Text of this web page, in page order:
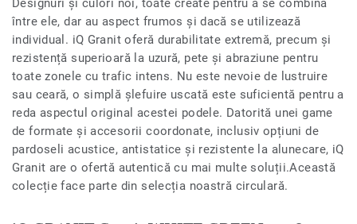
Designuri și culori noi, toate create pentru a se combina
între ele, dar au aspect frumos și dacă se utilizează
individual. iQ Granit oferă durabilitate extremă, precum și
rezistență superioară la uzură, pete și abraziune pentru
toate zonele cu trafic intens. Nu este nevoie de lustruire
sau ceară, o simplă șlefuire uscată este suficientă pentru a
reda aspectul original acestei podele. Datorită unei game
de formate și accesorii coordonate, inclusiv opțiuni de
pardoseli acustice, antistatice și rezistente la alunecare, iQ
Granit are o ofertă autentică cu mai multe soluții.Această
colecție face parte din selecția noastră circulară.